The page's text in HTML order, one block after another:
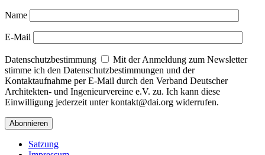
Name
E-Mail
Datenschutzbestimmung
Mit der Anmeldung zum Newsletter
stimme ich den Datenschutzbestimmungen und der
Kontaktaufnahme per E-Mail durch den Verband Deutscher
Architekten- und Ingenieurvereine e.V. zu. Ich kann diese
Einwilligung jederzeit unter kontakt@dai.org widerrufen.
Satzung